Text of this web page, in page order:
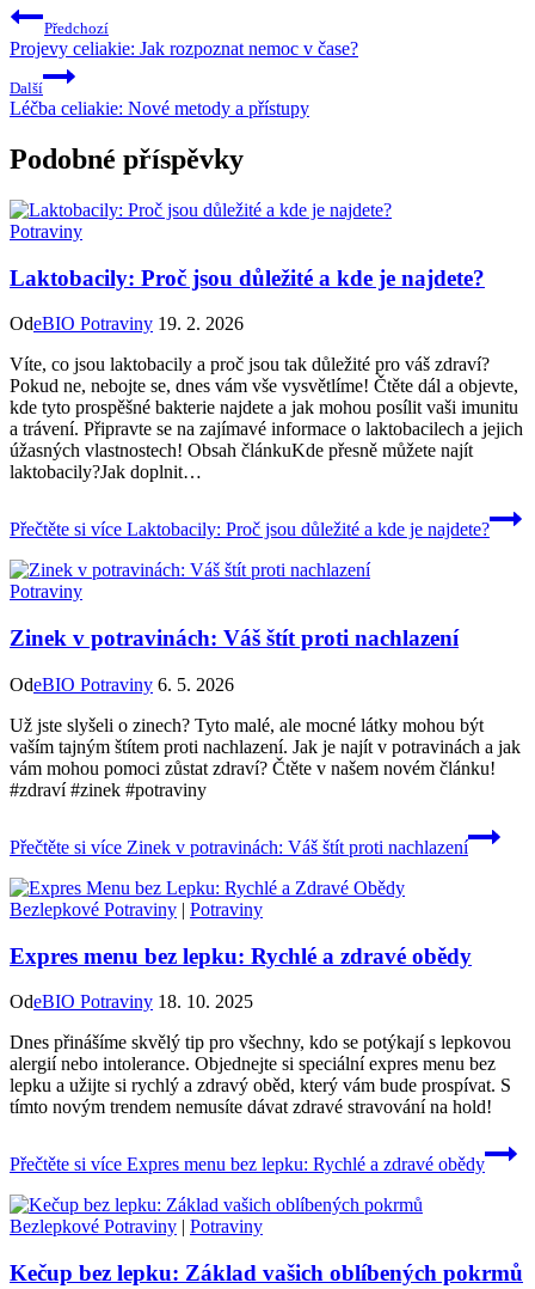
Předchozí
Projevy celiakie: Jak rozpoznat nemoc v čase?
Další
Léčba celiakie: Nové metody a přístupy
Podobné příspěvky
Potraviny
Laktobacily: Proč jsou důležité a kde je najdete?
OdeBIO Potraviny 19. 2. 2026
Víte, co jsou laktobacily a proč jsou tak důležité pro váš zdraví?
Pokud ne, nebojte se, dnes vám vše vysvětlíme! Čtěte dál a objevte,
kde tyto prospěšné bakterie najdete a jak mohou posílit vaši imunitu
a trávení. Připravte se na zajímavé informace o laktobacilech a jejich
úžasných vlastnostech! Obsah článkuKde přesně můžete najít
laktobacily?Jak doplnit…
Přečtěte si více Laktobacily: Proč jsou důležité a kde je najdete?
Potraviny
Zinek v potravinách: Váš štít proti nachlazení
OdeBIO Potraviny 6. 5. 2026
Už jste slyšeli o zinech? Tyto malé, ale mocné látky mohou být
vaším tajným štítem proti nachlazení. Jak je najít v potravinách a jak
vám mohou pomoci zůstat zdraví? Čtěte v našem novém článku!
#zdraví #zinek #potraviny
Přečtěte si více Zinek v potravinách: Váš štít proti nachlazení
Bezlepkové Potraviny | Potraviny
Expres menu bez lepku: Rychlé a zdravé obědy
OdeBIO Potraviny 18. 10. 2025
Dnes přinášíme skvělý tip pro všechny, kdo se potýkají s lepkovou
alergií nebo intolerance. Objednejte si speciální expres menu bez
lepku a užijte si rychlý a zdravý oběd, který vám bude prospívat. S
tímto novým trendem nemusíte dávat zdravé stravování na hold!
Přečtěte si více Expres menu bez lepku: Rychlé a zdravé obědy
Bezlepkové Potraviny | Potraviny
Kečup bez lepku: Základ vašich oblíbených pokrmů